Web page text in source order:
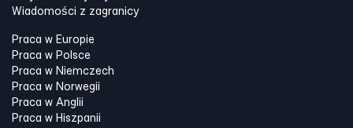
Wiadomości z zagranicy
Praca w Europie
Praca w Polsce
Praca w Niemczech
Praca w Norwegii
Praca w Anglii
Praca w Hiszpanii